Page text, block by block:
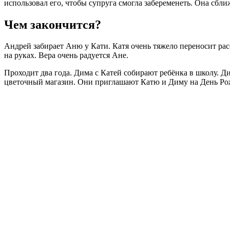
использовал его, чтобы супруга смогла забеременеть. Она
Чем закончится?
Андрей забирает Аню у Кати. Катя очень тяжело переносит
на руках. Вера очень радуется Ане.
Проходит два года. Дима с Катей собирают ребёнка в школу.
цветочный магазин. Они приглашают Катю и Диму на День